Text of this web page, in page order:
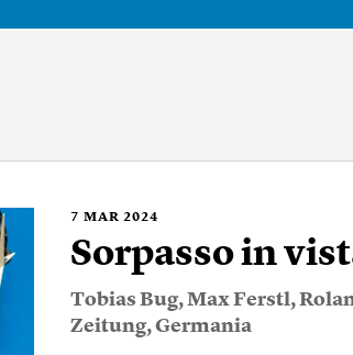
7 MAR 2024
Sorpasso in
Tobias Bug,Max Ferstl,
Zeitung,Germania